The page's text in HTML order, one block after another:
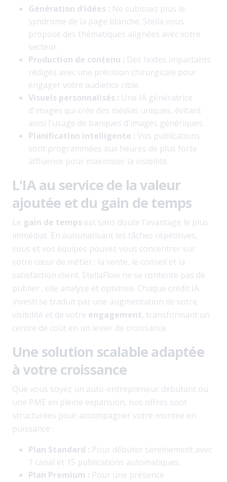
Génération d'idées : Ne subissez plus le
syndrome de la page blanche. Stella vous
propose des thématiques alignées avec votre
secteur.
Production de contenu : Des textes impactants
rédigés avec une précision chirurgicale pour
engager votre audience cible.
Visuels personnalisés : Une IA génératrice
d'images qui crée des médias uniques, évitant
ainsi l'usage de banques d'images génériques.
Planification intelligente : Vos publications
sont programmées aux heures de plus forte
affluence pour maximiser la visibilité.
L'IA au service de la valeur
ajoutée et du gain de temps
Le gain de temps est sans doute l'avantage le plus
immédiat. En automatisant les tâches répétitives,
vous et vos équipes pouvez vous concentrer sur
votre cœur de métier : la vente, le conseil et la
satisfaction client. StellaFlow ne se contente pas de
publier ; elle analyse et optimise. Chaque crédit IA
investi se traduit par une augmentation de votre
visibilité et de votre engagement, transformant un
centre de coût en un levier de croissance.
Une solution scalable adaptée
à votre croissance
Que vous soyez un auto-entrepreneur débutant ou
une PME en pleine expansion, nos offres sont
structurées pour accompagner votre montée en
puissance :
Plan Standard : Pour débuter sereinement avec
1 canal et 15 publications automatiques.
Plan Premium : Pour une présence